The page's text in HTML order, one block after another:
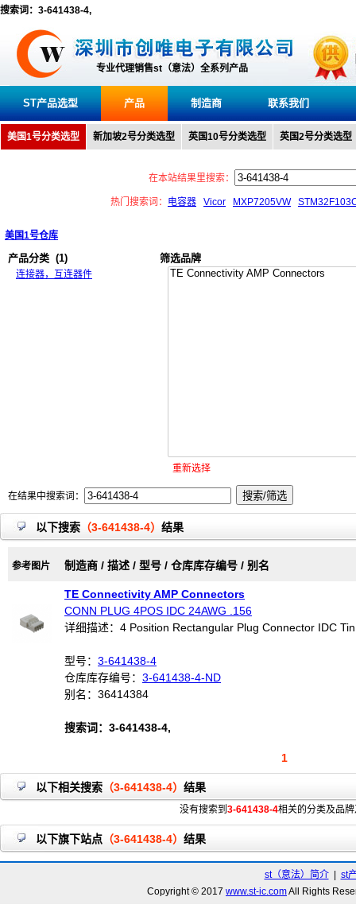
搜索词：3-641438-4,
专业代理销售st（意法）全系列产品
ST产品选型 产品 制造商 联系我们
美国1号分类选型 新加坡2号分类选型 英国10号分类选型 英国2号分类选型
在本站结果里搜索：
热门搜索词： 电容器 Vicor MXP7205VW
美国1号仓库
产品分类 (1)
连接器，互连器件
筛选品牌
重新选择
在结果中搜索词：
以下搜索 （3-641438-4） 结果
参考图片 制造商 / 描述 / 型号 / 仓库库存编号 / 别名
TE Connectivity AMP Connectors
CONN PLUG 4POS IDC 24AWG .156
详细描述：4 Position Rectangular Plug Connector IDC
型号： 3-641438-4
仓库库存编号： 3-641438-4-ND
别名：36414384
搜索词：3-641438-4,
1
以下相关搜索 （3-641438-4） 结果
没有搜索到 3-641438-4相关的分类及品
以下旗下站点 （3-641438-4） 结果
st（意法）简介| st
Copyright © 2017 www.st-ic.comAll Rights